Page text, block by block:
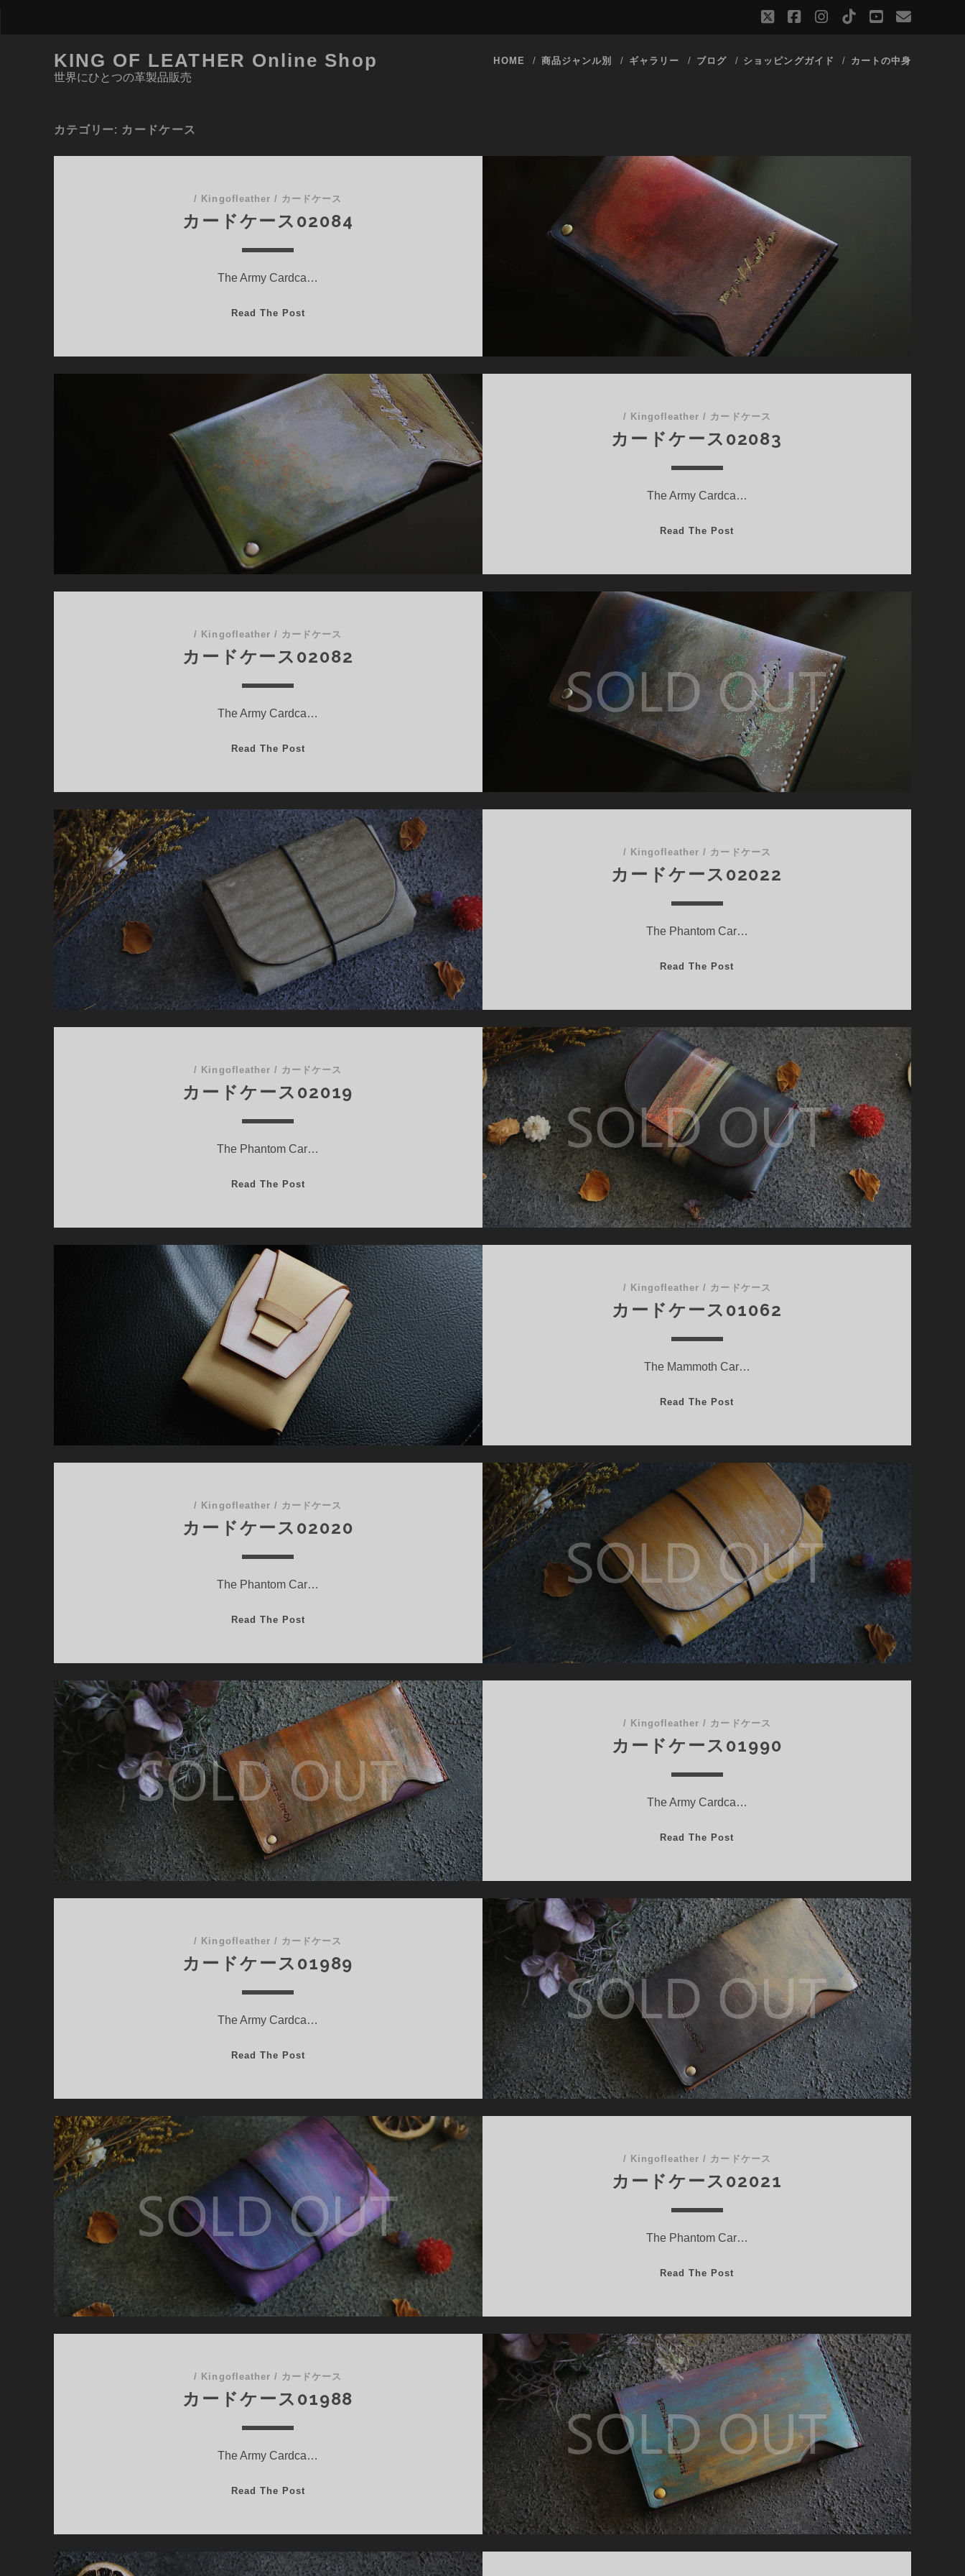
twitterfacebookinstagram
tiktokyoutube
email
KING OF LEATHER Online Shop
世界にひとつの革製品販売
HOME 商品ジャンル別 ギャラリー ブログ ショッピングガイド カートの中身
カテゴリー: カードケース
/ Kingofleather / カードケース
カードケース02084
The Army Cardca…
Read The Post
ー
ス
02084
/ Kingofleather / カードケース
カードケース02083
The Army Cardca…
Read The Post
02083
/ Kingofleather / カードケース
カードケース02082
The Army Cardca…
Read The Post
ー
ス
02082
/ Kingofleather / カードケース
カードケース02022
The Phantom Car…
Read The Post
ー
ス
02022
/ Kingofleather / カードケース
カードケース02019
The Phantom Car…
Read The Post
ー
ス
/ Kingofleather / カードケース
カードケース01062
The Mammoth Car…
Read The Post
ス
01062
/ Kingofleather / カードケース
カードケース02020
The Phantom Car…
Read The Post
ー
ス
02020
/ Kingofleather / カードケース
カードケース01990
The Army Cardca…
Read The Post
ー
ス
/ Kingofleather / カードケース
カードケース01989
The Army Cardca…
Read The Post
ー
ス
01989
/ Kingofleather / カードケース
カードケース02021
The Phantom Car…
Read The Post
ー
ス
02021
/ Kingofleather / カードケース
カードケース01988
The Army Cardca…
Read The Post
ー